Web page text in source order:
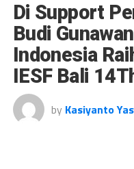
Di Support
Budi
Indonesia
IESF Bali
by Kasiyanto